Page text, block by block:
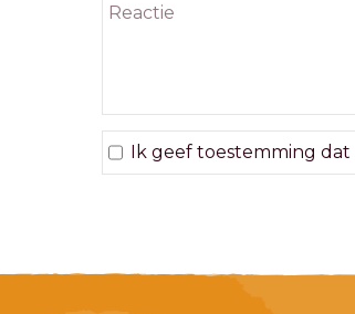
Ik geef toestemming dat